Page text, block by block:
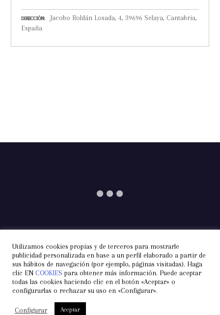
DIRECCIÓN
Jacobo Roldán Losada, 4, 39696 Selaya, Cantabria,
España
Información Aviso Legal Privacidad
Condiciones de Contratación Cookies Contacto
Utilizamos cookies propias y de terceros para mostrarle
publicidad personalizada en base a un perfil elaborado a partir de
sus hábitos de navegación (por ejemplo, páginas visitadas). Haga
clic EN COOKIES para obtener más información. Puede aceptar
todas las cookies haciendo clic en el botón «Aceptar» o
configurarlas o rechazar su uso en «Configurar».
Configurar Aceptar